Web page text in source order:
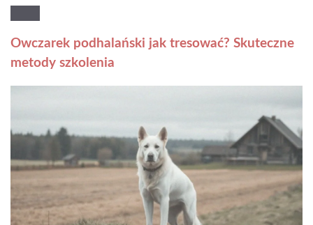
Owczarek podhalański jak tresować? Skuteczne
metody szkolenia